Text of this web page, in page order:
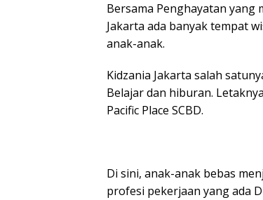
Bersama Penghayatan yang
Jakarta ada banyak tempat
anak-anak.
Kidzania Jakarta salah
Belajar dan hiburan.
Pacific Place SCBD.
Di sini, anak-anak bebas
profesi pekerjaan yang ada